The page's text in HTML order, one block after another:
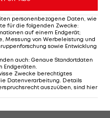
in der
eine TV-Einstellung
"eine Spur eher am
dass es
"Die Szene, wo
war als Oli, haben wir
einfach absolut ein
personenbezogene Daten, wie
für die folgenden Zwecke:
auf einem Endgerät;
Messung von Werbeleistung und
sowie Entwicklung
auch: Genaue Standortdaten
Endgeräten
Zwecke berechtigtes
Datenverarbeitung. Details
auszuüben, sind hier